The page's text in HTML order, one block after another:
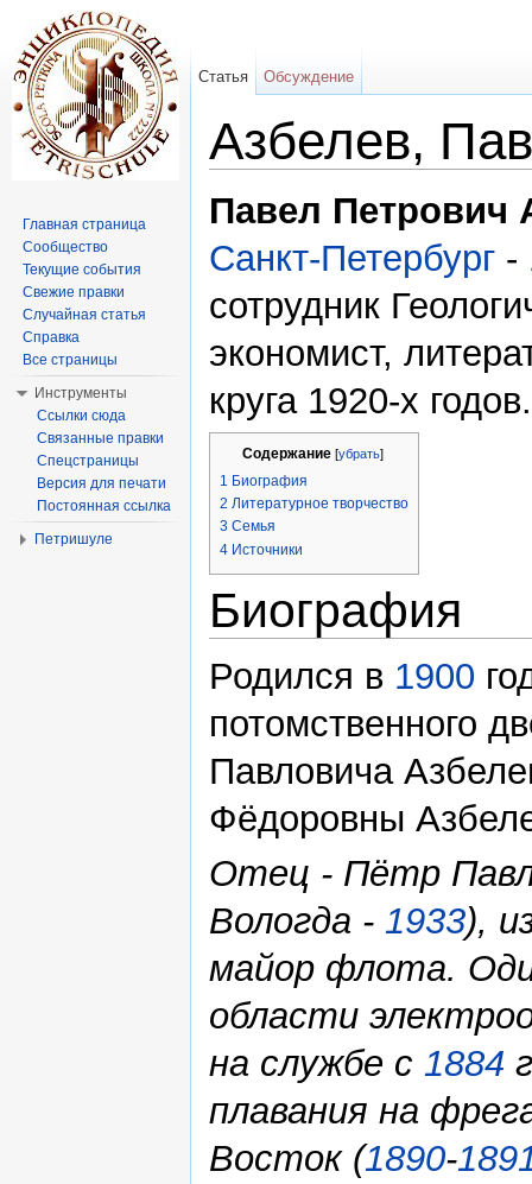
Азбелев,
Павел Петрович
Санкт-Петербург -
сотрудник
экономист,
круга 1920-х годов.
Содержание[убрать]
1 Биография
2 Литературное творчество
3 Семья
4 Источники
Биография
Родился в 1900
потомственного
Павловича
Фёдоровны
Отец - Пётр
Вологда - 1933),
майор флота.
области
на службе с 1884
плавания на
Восток (1890-
Статья Обсуждение
Главная страница
Сообщество
Текущие события
Свежие правки
Случайная статья
Справка
Все страницы
Инструменты
Ссылки сюда
Связанные правки
Спецстраницы
Версия для печати
Постоянная ссылка
Петришуле